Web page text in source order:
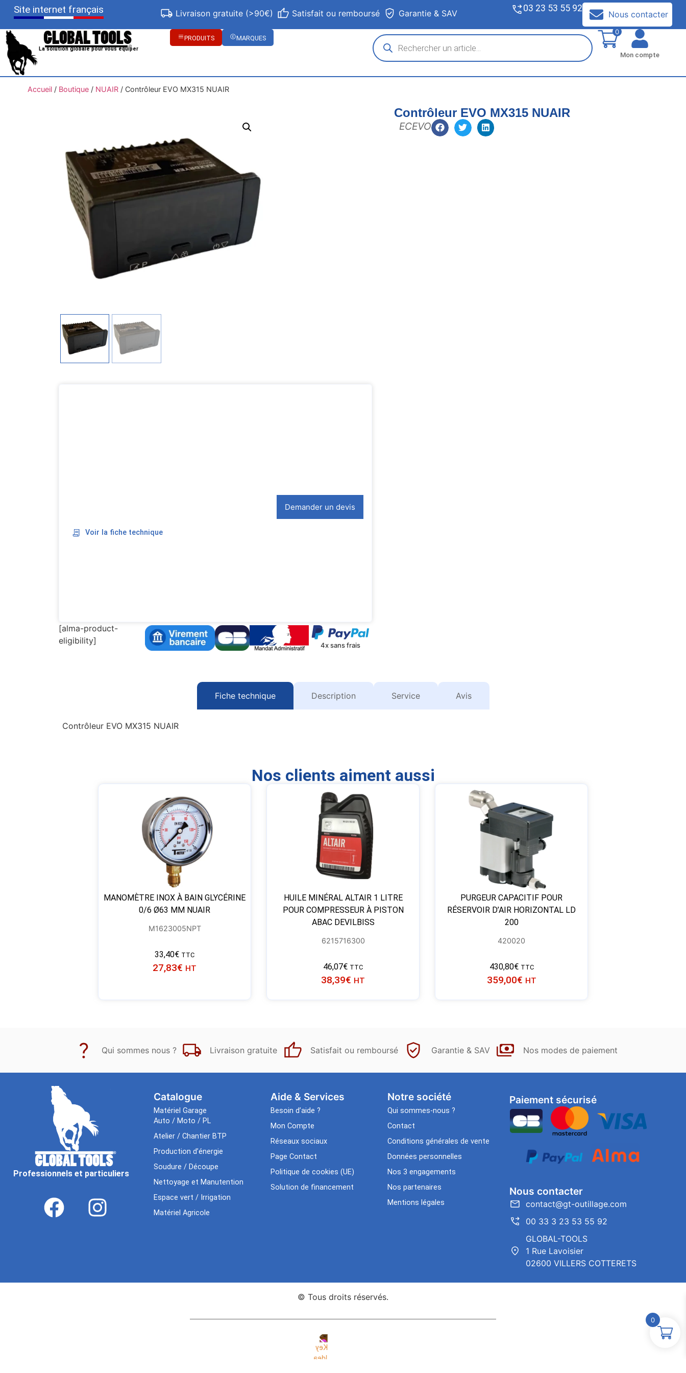
Site internet français Livraison gratuite (>90€) Satisfait ou remboursé Garantie & SAV 03 23 53 55 92
Nous contacter
La solution globale pour vous équiper
PRODUITS MARQUES
0
Mon compte
Accueil/ Boutique/ NUAIR/ Contrôleur EVO MX315 NUAIR
Contrôleur EVO MX315 NUAIR
ECEVO
Demander un devis
Voir la fiche technique
[alma-product-
eligibility]
4x sans frais
Fiche technique Description Service Avis
Contrôleur EVO MX315 NUAIR
Nos clients aiment aussi
MANOMÈTRE INOX À BAIN GLYCÉRINE
0/6 Ø63 MM NUAIR
M1623005NPT
33,40€ TTC
27,83€ HT
HUILE MINÉRAL ALTAIR 1 LITRE
POUR COMPRESSEUR À PISTON
ABAC DEVILBISS
6215716300
46,07€ TTC
38,39€ HT
PURGEUR CAPACITIF POUR
RÉSERVOIR D’AIR HORIZONTAL LD
200
420020
430,80€ TTC
359,00€ HT
Qui sommes nous ? Livraison gratuite Satisfait ou remboursé Garantie & SAV Nos modes de paiement
Professionnels et particuliers
Catalogue
Matériel Garage
Auto / Moto / PL
Atelier / Chantier BTP
Production d’énergie
Soudure / Découpe
Nettoyage et Manutention
Espace vert / Irrigation
Matériel Agricole
Aide & Services​
Besoin d’aide ?
Mon Compte
Réseaux sociaux
Page Contact
Politique de cookies (UE)
Solution de financement
Notre société
Qui sommes-nous ?
Contact
Conditions générales de vente
Données personnelles
Nos 3 engagements
Nos partenaires
Mentions légales
Paiement sécurisé
Nous contacter
contact@gt-outillage.com
00 33 3 23 53 55 92
GLOBAL-TOOLS
1 Rue Lavoisier
02600 VILLERS COTTERETS
© Tous droits réservés.
0